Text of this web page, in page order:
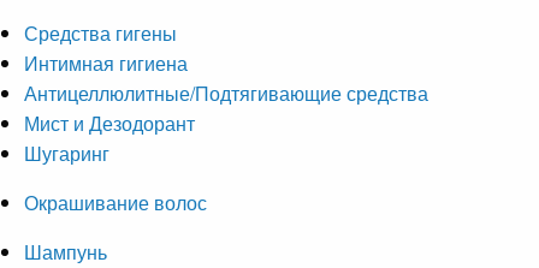
Средства гигены
Интимная гигиена
Антицеллюлитные/Подтягивающие средства
Мист и Дезодорант
Шугаринг
Окрашивание волос
Шампунь